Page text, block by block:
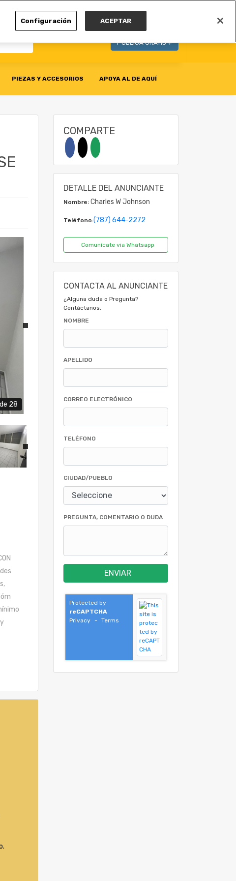
PUBLICA GRATIS +
PIEZAS Y ACCESORIOS APOYA AL DE AQUÍ
de 28
COMPARTE
DETALLE DEL ANUNCIANTE
Nombre: Charles W Johnson
Teléfono:(787) 644-2272
Comunícate via Whatsapp
CONTACTA AL ANUNCIANTE
¿Alguna duda o Pregunta?
Contáctanos.
NOMBRE
APELLIDO
CORREO ELECTRÓNICO
TELÉFONO
CIUDAD/PUEBLO
PREGUNTA, COMENTARIO O DUDA
ENVIAR
Protected by
reCAPTCHA
Privacy
- Terms
Configuración ACEPTAR